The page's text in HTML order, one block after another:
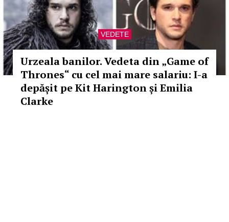
VEDETE
Urzeala banilor. Vedeta din „Game of
Thrones“ cu cel mai mare salariu: I-a
depășit pe Kit Harington și Emilia
Clarke